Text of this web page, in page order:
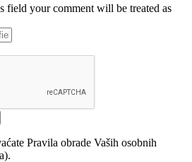
field your comment will be treated as
Pravila obrade Vaših osobnih